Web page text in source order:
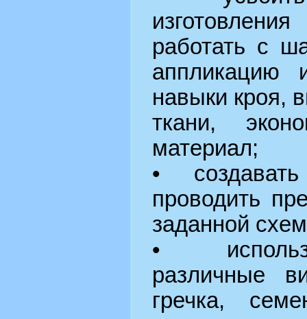
работать с
аппликацию
навыки кроя,
ткани,
материал;
• создавать
проводить
заданной
•
различные
гречка,